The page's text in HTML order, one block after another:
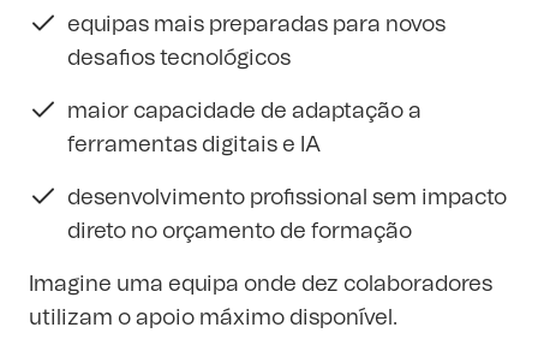
equipas mais preparadas para novos
desafios tecnológicos
maior capacidade de adaptação a
ferramentas digitais e IA
desenvolvimento profissional sem impacto
direto no orçamento de formação
Imagine uma equipa onde dez colaboradores
utilizam o apoio máximo disponível.